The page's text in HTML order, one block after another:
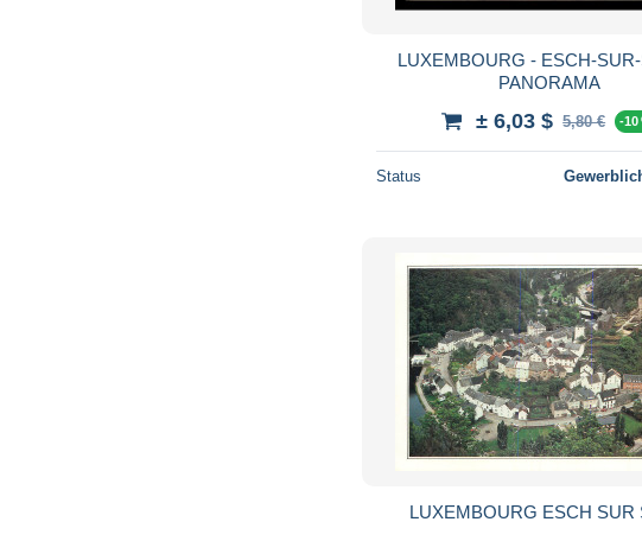
LUXEMBOURG - ESCH-
PANORAMA
± 6,03 $ 5,80 € -10
Status
LUXEMBOURG ESCH